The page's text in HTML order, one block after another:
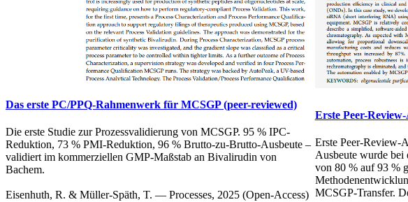
Das erste PC/PPQ-Rahmenwerk für MCSGP (peer-reviewed)
Die erste Studie zur Prozessvalidierung von MCSGP. 95 % IPC-
Reduktion, 73 % PMI-Reduktion, 96 % Brutto-zu-Brutto-Ausbeute –
validiert im kommerziellen GMP-Maßstab an Bivalirudin von
Bachem.
Eisenhuth, R. & Müller-Späth, T. — Processes, 2025 (Open-Access)
Erste Peer-
Erste Peer-Review-
Ausbeute wurde
von 80 % auf 93 %
MCSGP-Transfer.